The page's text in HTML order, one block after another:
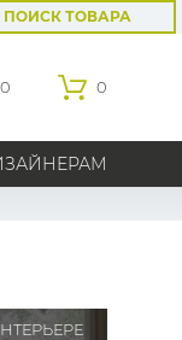
ПОИСК ТОВАРА
0 0